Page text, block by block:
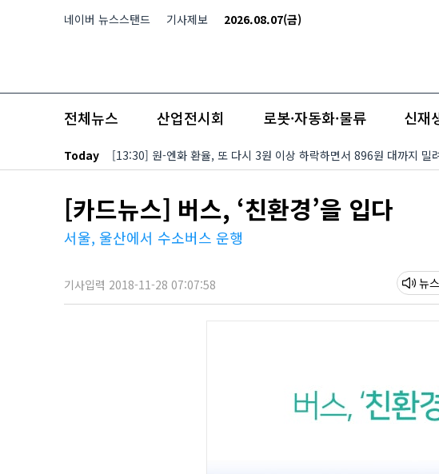
네이버 뉴스스탠드 기사제보 2026.08.07(금)
전체뉴스 산업전시회 로봇·자동화·물류 신재
Today [13:30] 원-엔화 환율, 또 다시 3원 이상 하락하면서 896원 대까지
[카드뉴스] 버스, ‘친환경’을 입다
서울, 울산에서 수소버스 운행
기사입력 2018-11-28 07:07:58 뉴